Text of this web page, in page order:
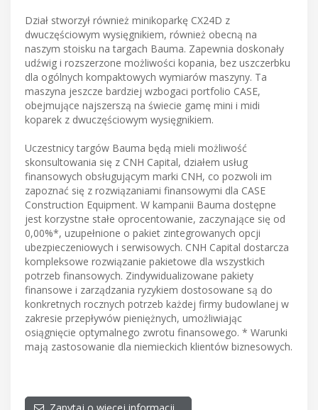
Dział stworzył również minikoparkę CX24D z
dwuczęściowym wysięgnikiem, również obecną na
naszym stoisku na targach Bauma. Zapewnia doskonały
udźwig i rozszerzone możliwości kopania, bez uszczerbku
dla ogólnych kompaktowych wymiarów maszyny. Ta
maszyna jeszcze bardziej wzbogaci portfolio CASE,
obejmujące najszerszą na świecie gamę mini i midi
koparek z dwuczęściowym wysięgnikiem.
Uczestnicy targów Bauma będą mieli możliwość
skonsultowania się z CNH Capital, działem usług
finansowych obsługującym marki CNH, co pozwoli im
zapoznać się z rozwiązaniami finansowymi dla CASE
Construction Equipment. W kampanii Bauma dostępne
jest korzystne stałe oprocentowanie, zaczynające się od
0,00%*, uzupełnione o pakiet zintegrowanych opcji
ubezpieczeniowych i serwisowych. CNH Capital dostarcza
kompleksowe rozwiązanie pakietowe dla wszystkich
potrzeb finansowych. Zindywidualizowane pakiety
finansowe i zarządzania ryzykiem dostosowane są do
konkretnych rocznych potrzeb każdej firmy budowlanej w
zakresie przepływów pieniężnych, umożliwiając
osiągnięcie optymalnego zwrotu finansowego. * Warunki
mają zastosowanie dla niemieckich klientów biznesowych.